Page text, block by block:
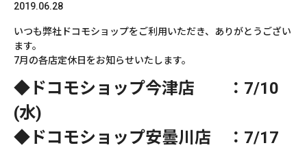
2019.06.28
いつも弊社ドコモショップをご利用いただき、ありがとうござい
ます。
7月の各店定休日をお知らせいたします。
◆ドコモショップ今津店 ：7/10
(水)
◆ドコモショップ安曇川店 ：7/17